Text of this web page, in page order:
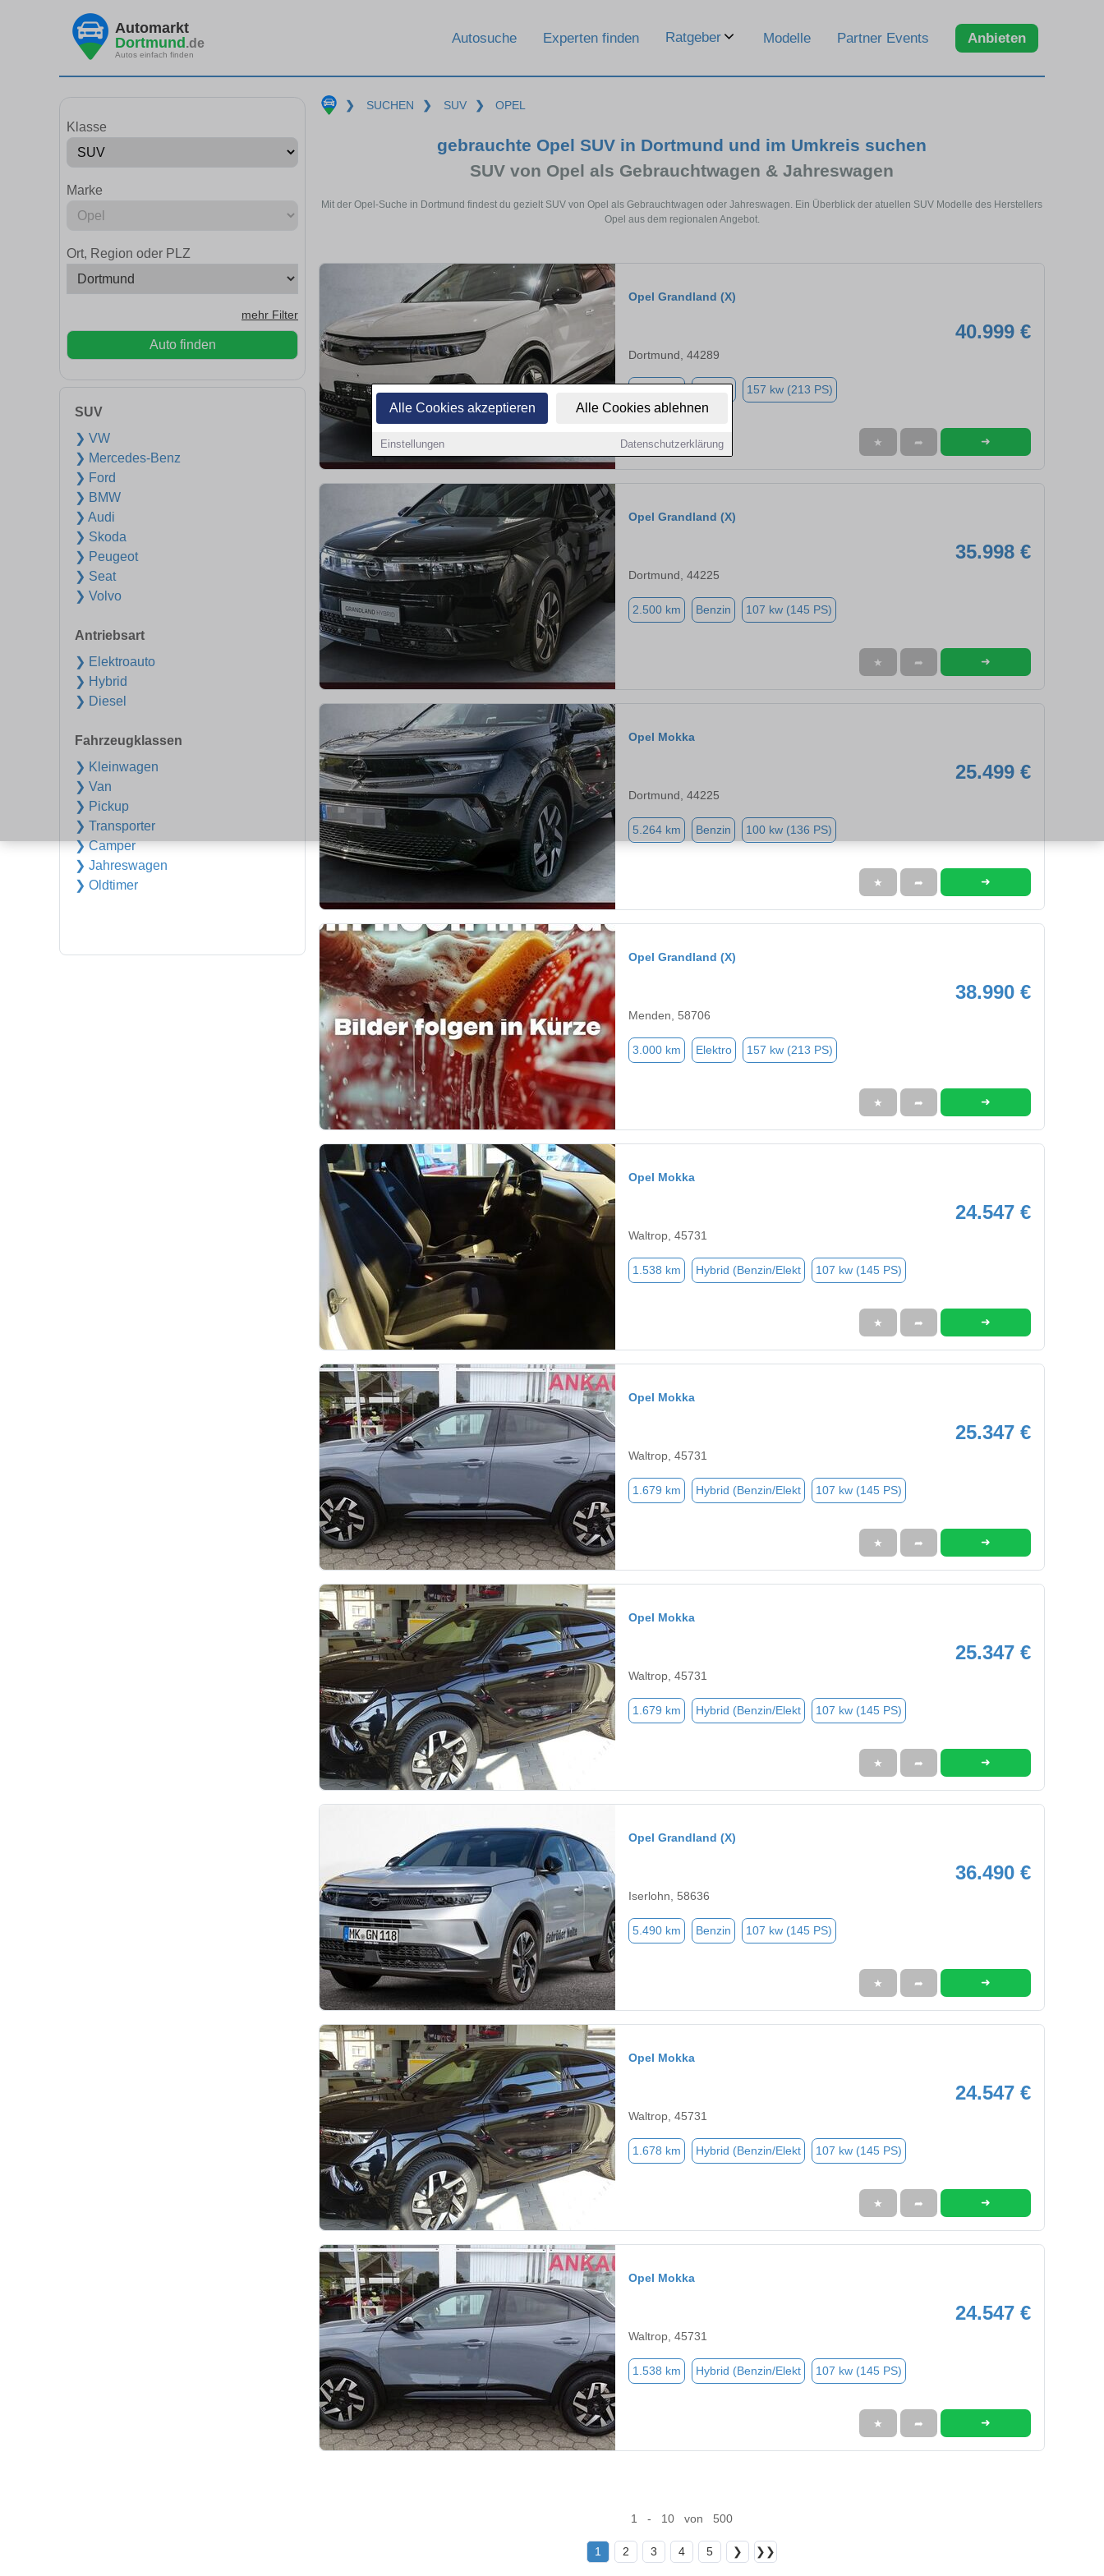
Alle Cookies akzeptieren Alle Cookies ablehnen
Einstellungen Datenschutzerklärung
Automarkt
Dortmund.de
Autos einfach finden
Autosuche Experten finden Ratgeber Modelle Partner Events Anbieten
Klasse
Marke
Ort, Region oder PLZ
mehr Filter
Auto finden
SUV
❯ VW
❯ Mercedes-Benz
❯ Ford
❯ BMW
❯ Audi
❯ Skoda
❯ Peugeot
❯ Seat
❯ Volvo
Antriebsart
❯ Elektroauto
❯ Hybrid
❯ Diesel
Fahrzeugklassen
❯ Kleinwagen
❯ Van
❯ Pickup
❯ Transporter
❯ Camper
❯ Jahreswagen
❯ Oldtimer
❯ SUCHEN ❯ SUV ❯ OPEL
gebrauchte Opel SUV in Dortmund und im Umkreis suchen
SUV von Opel als Gebrauchtwagen & Jahreswagen
Mit der Opel-Suche in Dortmund findest du gezielt SUV von Opel als Gebrauchtwagen oder Jahreswagen. Ein Überblick der atuellen SUV Modelle des Herstellers
Opel aus dem regionalen Angebot.
Opel Grandland (X)
40.999 €
Dortmund, 44289
Elektro 157 kw (213 PS)
★ ➦ ➜
Opel Grandland (X)
35.998 €
Dortmund, 44225
2.500 km Benzin 107 kw (145 PS)
★ ➦ ➜
Opel Mokka
25.499 €
Dortmund, 44225
5.264 km Benzin 100 kw (136 PS)
★ ➦ ➜
Opel Grandland (X)
38.990 €
Menden, 58706
3.000 km Elektro 157 kw (213 PS)
★ ➦ ➜
Opel Mokka
24.547 €
Waltrop, 45731
1.538 km Hybrid (Benzin/Elekt 107 kw (145 PS)
★ ➦ ➜
Opel Mokka
25.347 €
Waltrop, 45731
1.679 km Hybrid (Benzin/Elekt 107 kw (145 PS)
★ ➦ ➜
Opel Mokka
25.347 €
Waltrop, 45731
1.679 km Hybrid (Benzin/Elekt 107 kw (145 PS)
★ ➦ ➜
Opel Grandland (X)
36.490 €
Iserlohn, 58636
5.490 km Benzin 107 kw (145 PS)
★ ➦ ➜
Opel Mokka
24.547 €
Waltrop, 45731
1.678 km Hybrid (Benzin/Elekt 107 kw (145 PS)
★ ➦ ➜
Opel Mokka
24.547 €
Waltrop, 45731
1.538 km Hybrid (Benzin/Elekt 107 kw (145 PS)
★ ➦ ➜
1 - 10 von 500
1 2 3 4 5 ❯ ❯❯